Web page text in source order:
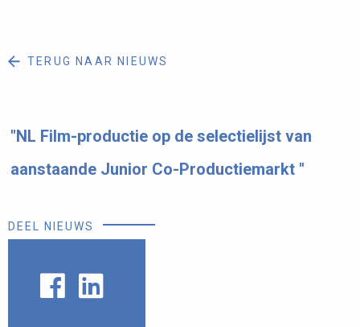
TERUG NAAR NIEUWS
"NL Film-productie op de selectielijst van
aanstaande Junior Co-Productiemarkt "
DEEL NIEUWS